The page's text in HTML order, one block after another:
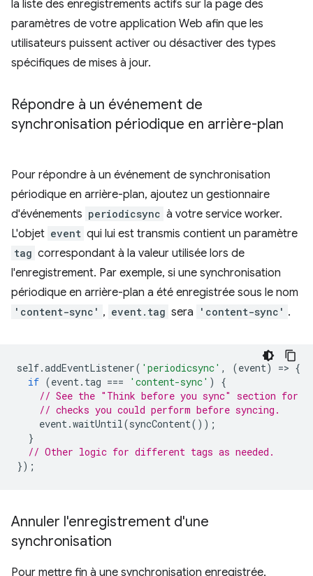
la liste des enregistrements actifs sur la page des
paramètres de votre application Web afin que les
utilisateurs puissent activer ou désactiver des types
spécifiques de mises à jour.
Répondre à un événement de
synchronisation périodique en arrière-plan
Pour répondre à un événement de synchronisation
périodique en arrière-plan, ajoutez un gestionnaire
d'événements periodicsync à votre service worker.
L'objet event qui lui est transmis contient un paramètre
tag correspondant à la valeur utilisée lors de
l'enregistrement. Par exemple, si une synchronisation
périodique en arrière-plan a été enregistrée sous le nom
'content-sync' , event.tag sera 'content-sync' .
self.addEventListener( 'periodicsync' , (event) => {
if (event. tag === 'content-sync' )
{
// See the "Think before you sync" section for
// checks you could perform before syncing.
event.waitUntil(syncContent());
}
// Other logic for different tags as needed.
});
Annuler l'enregistrement d'une
synchronisation
Pour mettre fin à une synchronisation enregistrée,